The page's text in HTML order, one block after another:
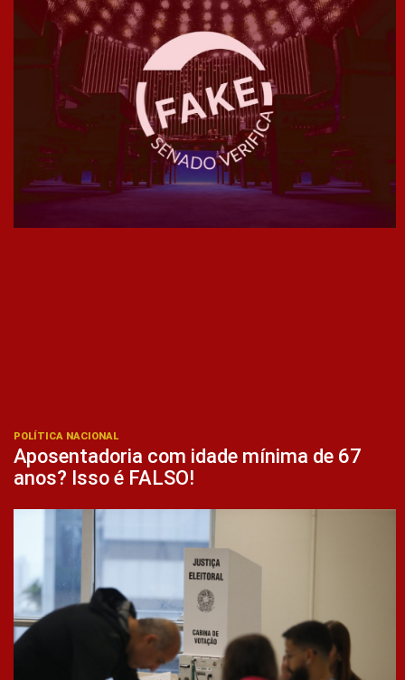
POLÍTICA NACIONAL
Aposentadoria com idade mínima de 67
anos? Isso é FALSO!